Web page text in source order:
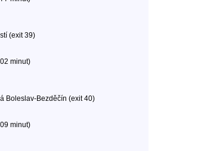
(exit 39)
minut)
Boleslav-Bezděčín (exit 40)
minut)